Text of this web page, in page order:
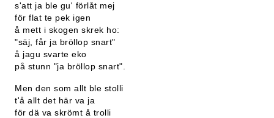
s'att ja ble gu' förlåt mej
för flat te pek igen
å mett i skogen skrek ho:
"säj, får ja bröllop snart"
å jagu svarte eko
på stunn "ja bröllop snart".
Men den som allt ble stolli
t'å allt det här va ja
för dä va skrömt å trolli